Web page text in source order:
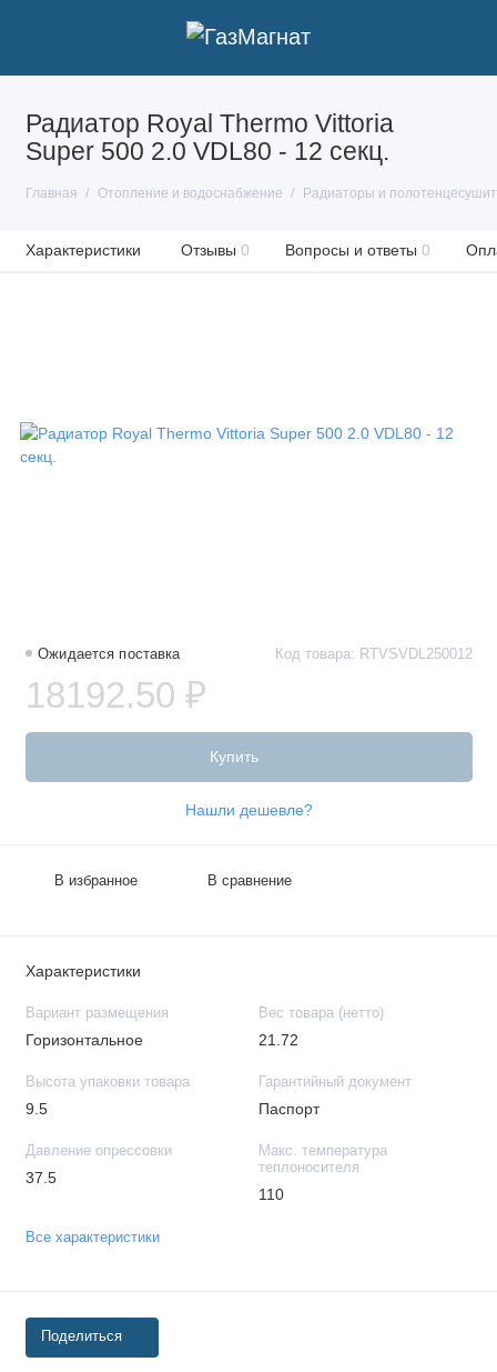
Радиатор Royal Thermo Vittoria
Super 500 2.0 VDL80 - 12 секц.
Главная Отопление и водоснабжение Радиаторы и
Характеристики Отзывы 0 Вопросы и ответы 0
Ожидается поставка Код товара: RTVSVDL250012
18192.50 ₽
Купить
Нашли дешевле?
В избранное В сравнение
Характеристики
Вариант размещения
Горизонтальное
Вес товара (нетто)
21.72
Высота упаковки товара
9.5
Гарантийный документ
Паспорт
Давление опрессовки
37.5
Макс. температура
теплоносителя
110
Все характеристики
Поделиться